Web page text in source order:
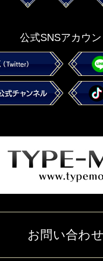
公式SNSアカウ
お問い合わ